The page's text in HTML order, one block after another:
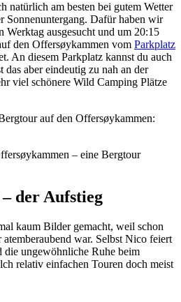
natürlich am besten bei gutem Wetter
Sonnenuntergang. Dafür haben wir
Werktag ausgesucht und um 20:15
den Offersøykammen vom Parkplatz
An diesem Parkplatz kannst du auch
das aber eindeutig zu nah an der
viel schönere Wild Camping Plätze
auf den Offersøykammen:
– eine Bergtour
der Aufstieg
kaum Bilder gemacht, weil schon
war. Selbst Nico feiert
die ungewöhnliche Ruhe beim
relativ einfachen Touren doch meist